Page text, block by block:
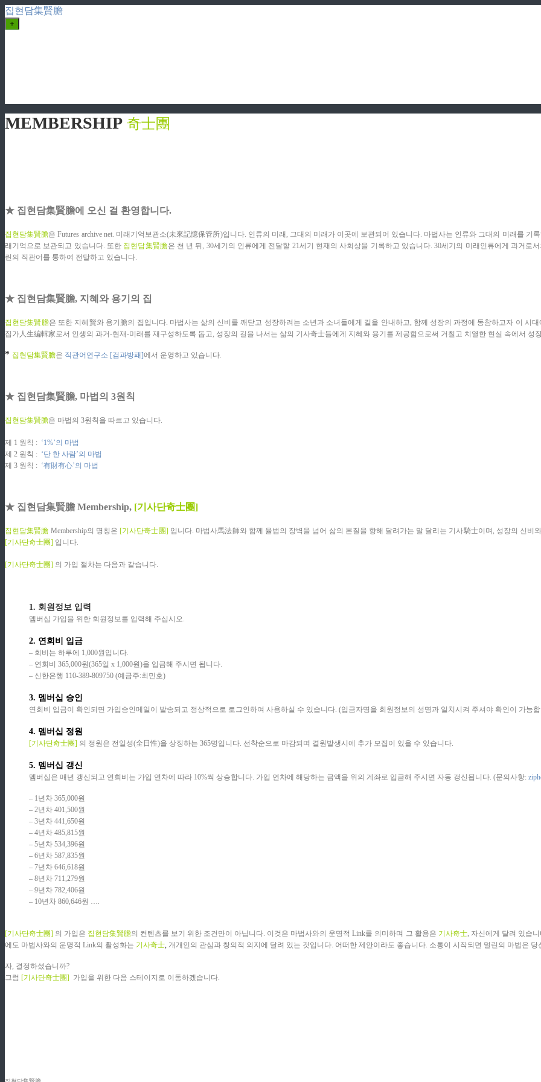
집현담集賢膽
+
MEMBERSHIP 奇士團
★ 집현담集賢膽에 오신 걸 환영합니다.
집현담集賢膽은 Futures archive net. 미래기억보관소(未來記憶保管所)입니다. 인류의 미래, 그대의 미래가 이곳에 보관되어 있습니다. 마법사는 인류와 그대의 미래를
래기억으로 보관되고 있습니다. 또한 집현담集賢膽은 천 년 뒤, 30세기의 인류에게 전달할 21세기 현재의 사회상을 기록하고 있습니다. 30세기의 미래인류에게 과거
린의 직관어를 통하여 전달하고 있습니다.
★ 집현담集賢膽, 지혜와 용기의 집
집현담集賢膽은 또한 지혜賢와 용기膽의 집입니다. 마법사는 삶의 신비를 깨닫고 성장하려는 소년과 소녀들에게 길을 안내하고, 함께 성장의 과정에 동참하고자 이 시
집가人生編輯家로서 인생의 과거-현재-미래를 재구성하도록 돕고, 성장의 길을 나서는 삶의 기사奇士들에게 지혜와 용기를 제공함으로써 거칠고 치열한 현실 속에서 성
* 집현담集賢膽은 직관어연구소 [검과방패]에서 운영하고 있습니다.
★ 집현담集賢膽, 마법의 3원칙
집현담集賢膽은 마법의 3원칙을 따르고 있습니다.
제 1 원칙 : ‘1%’의 마법
제 2 원칙 : ‘단 한 사람’의 마법
제 3 원칙 : ‘有財有心’의 마법
★ 집현담集賢膽 Membership, [기사단奇士團]
집현담集賢膽 Membership의 명칭은 [기사단奇士團] 입니다. 마법사馬法師와 함께 율법의 장벽을 넘어 삶의 본질을 향해 달려가는 말 달리는 기사騎士이며, 성장의 신비
[기사단奇士團] 입니다.
[기사단奇士團] 의 가입 절차는 다음과 같습니다.
1. 회원정보 입력
멤버십 가입을 위한 회원정보를 입력해 주십시오.
2. 연회비 입금
– 회비는 하루에 1,000원입니다.
– 연회비 365,000원(365일 x 1,000원)을 입금해 주시면 됩니다.
– 신한은행 110-389-809750 (예금주:최민호)
3. 멤버십 승인
연회비 입금이 확인되면 가입승인메일이 발송되고 정상적으로 로그인하여 사용하실 수 있습니다. (입금자명을 회원정보의 성명과 일치시켜 주셔야 확인이 가능
4. 멤버십 정원
[기사단奇士團] 의 정원은 전일성(全日性)을 상징하는 365명입니다. 선착순으로 마감되며 결원발생시에 추가 모집이 있을 수 있습니다.
5. 멤버십 갱신
멤버십은 매년 갱신되고 연회비는 가입 연차에 따라 10%씩 상승합니다. 가입 연차에 해당하는 금액을 위의 계좌로 입금해 주시면 자동 갱신됩니다. (문의사항:
– 1년차 365,000원
– 2년차 401,500원
– 3년차 441,650원
– 4년차 485,815원
– 5년차 534,396원
– 6년차 587,835원
– 7년차 646,618원
– 8년차 711,279원
– 9년차 782,406원
– 10년차 860,646원 ….
[기사단奇士團] 의 가입은 집현담集賢膽의 컨텐츠를 보기 위한 조건만이 아닙니다. 이것은 마법사와의 운명적 Link를 의미하며 그 활용은 기사奇士, 자신에게 달려 있습니
에도 마법사와의 운명적 Link의 활성화는 기사奇士, 개개인의 관심과 창의적 의지에 달려 있는 것입니다. 어떠한 제안이라도 좋습니다. 소통이 시작되면 멀린의 마법은
자, 결정하셨습니까?
그럼 [기사단奇士團] 가입을 위한 다음 스테이지로 이동하겠습니다.